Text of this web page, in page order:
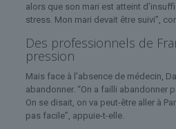
alors que son mari est atteint
stress. Mon mari devait être suivi”,
Des professionnels de
pression
Mais face à l’absence de médecin,
abandonner. “On a failli abandonner
On se disait, on va peut-être aller à
pas facile”, appuie-t-elle.